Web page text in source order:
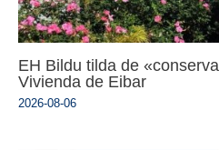
EH Bildu tilda de
Vivienda de Eibar
2026-08-06